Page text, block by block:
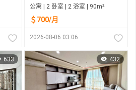
公寓 | 2 卧室 | 2 浴室 | 90m²
＄700/月
2026-08-06 03:06
633 432